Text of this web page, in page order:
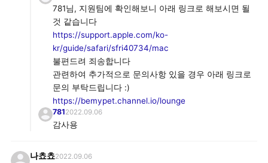
781님, 지원팀에 확인해보니 아래 링크로 해보시면 될
https://support.apple.com/ko-
kr/guide/safari/sfri40734/mac
불편드려 죄송합니다
관련하여 추가적으로 문의사항 있을 경우 아래 링크로
https://bemypet.channel.io/lounge
7812022.09.06
감사용
나쵸쵸2022.09.06